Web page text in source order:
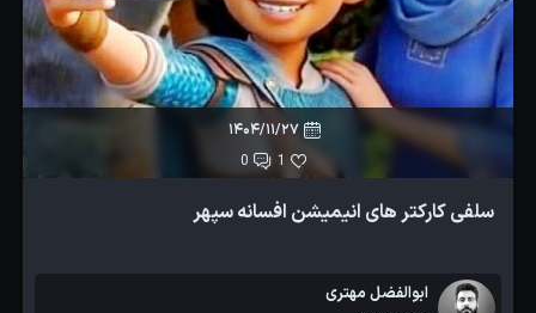
1404/11/27
1
0
سلفی کارکتر های انیمیشن افسانه سپهر
ابوالفضل مهتری